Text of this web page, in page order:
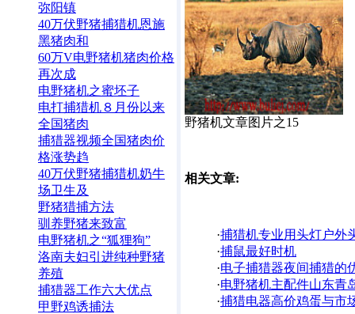
弥阳镇
40万伏野猪捕猎机恩施
黑猪肉和
60万V电野猪机猪肉价格
再次成
电野猪机之蜜坯子
电打捕猎机８月份以来
全国猪肉
捕猎器视频全国猪肉价
格涨势趋
40万伏野猪捕猎机奶牛
场卫生及
野猪猎捕方法
驯养野猪来致富
电野猪机之“狐狸狗”
洛南夫妇引进纯种野猪
养殖
捕猎器工作六大优点
甲野鸡诱捕法
野猪机文章图片之15
相关文章:
·捕猎机专业用头灯户外
·捕鼠最好时机
·电子捕猎器夜间捕猎的
·电野猪机主配件山东青
·捕猎电器高价鸡蛋与市